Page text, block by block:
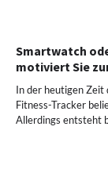
Smartwatch
motiviert Sie
In der heutigen Zeit
Fitness-Tracker
Allerdings entsteht